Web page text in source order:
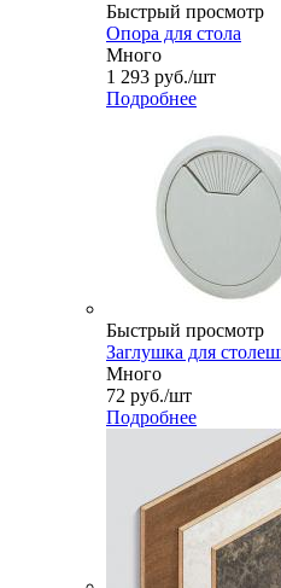
Быстрый просмотр
Опора для стола
Много
1 293 руб./шт
Подробнее
Быстрый просмотр
Заглушка для
Много
72 руб./шт
Подробнее